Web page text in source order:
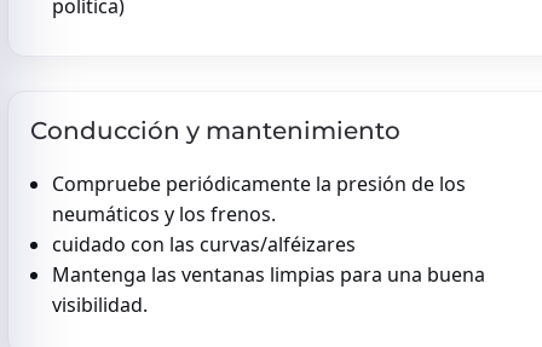
política)
Conducción y mantenimiento
Compruebe periódicamente la presión de los
neumáticos y los frenos.
cuidado con las curvas/alféizares
Mantenga las ventanas limpias para una buena
visibilidad.